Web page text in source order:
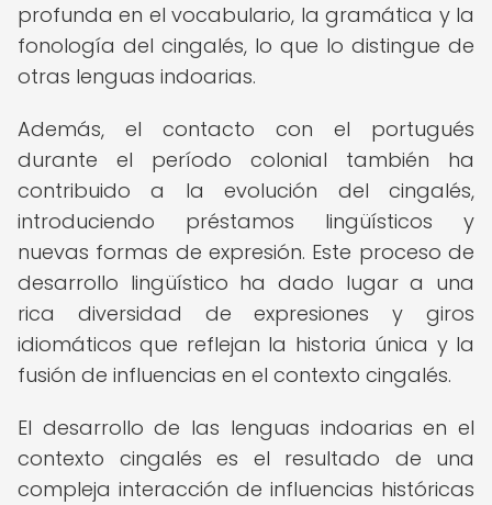
profunda en el vocabulario, la gramática y la
fonología del cingalés, lo que lo distingue de
otras lenguas indoarias.
Además, el contacto con el portugués
durante el período colonial también ha
contribuido a la evolución del cingalés,
introduciendo préstamos lingüísticos y
nuevas formas de expresión. Este proceso de
desarrollo lingüístico ha dado lugar a una
rica diversidad de expresiones y giros
idiomáticos que reflejan la historia única y la
fusión de influencias en el contexto cingalés.
El desarrollo de las lenguas indoarias en el
contexto cingalés es el resultado de una
compleja interacción de influencias históricas